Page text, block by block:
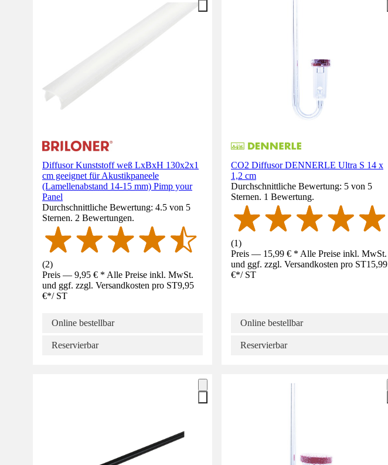
Diffusor Kunststoff weß LxBxH 130x2x1
cm geeignet für Akustikpaneele
(Lamellenabstand 14-15 mm) Pimp your
Panel
Durchschnittliche Bewertung: 4.5 von 5
Sternen. 2 Bewertungen.
(2)
Preis — 9,95 € * Alle Preise inkl. MwSt.
und ggf. zzgl. Versandkosten pro ST9,95
€*/ ST
Online bestellbar
Reservierbar
CO2 Diffusor DENNERLE Ultra S 14 x
1,2 cm
Durchschnittliche Bewertung: 5 von 5
Sternen. 1 Bewertung.
(1)
Preis — 15,99 € * Alle Preise inkl. MwSt.
und ggf. zzgl. Versandkosten pro ST15,99
€*/ ST
Online bestellbar
Reservierbar